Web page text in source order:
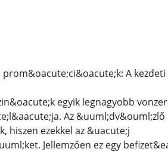
A kezdeti
egyik legnagyobb
Az &uuml;dv&ouml;zlő
ezekkel az &uacute;j
Jellemzően ez egy